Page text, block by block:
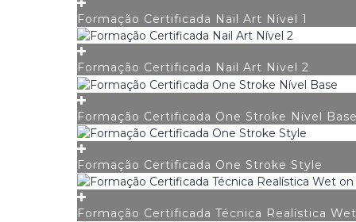
Formação Certificada Nail Art Nível 1
Formação Certificada Nail Art Nível 2
Formação Certificada One Stroke Nível
Formação Certificada One Stroke Style
Formação Certificada Técnica Realística